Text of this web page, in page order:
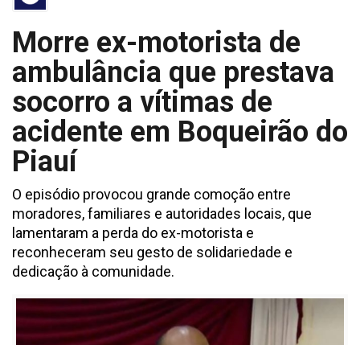
Morre ex-motorista de
ambulância que prestava
socorro a vítimas de
acidente em Boqueirão do
Piauí
O episódio provocou grande comoção entre
moradores, familiares e autoridades locais, que
lamentaram a perda do ex-motorista e
reconheceram seu gesto de solidariedade e
dedicação à comunidade.